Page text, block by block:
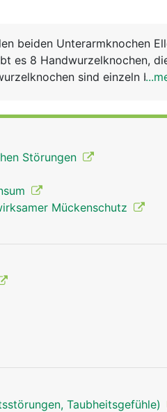
beiden Unterarmknochen
es 8 Handwurzelknochen,
sind einzeln
bewegt werden.
Störungen
Mückenschutz
Taubheitsgefühle)